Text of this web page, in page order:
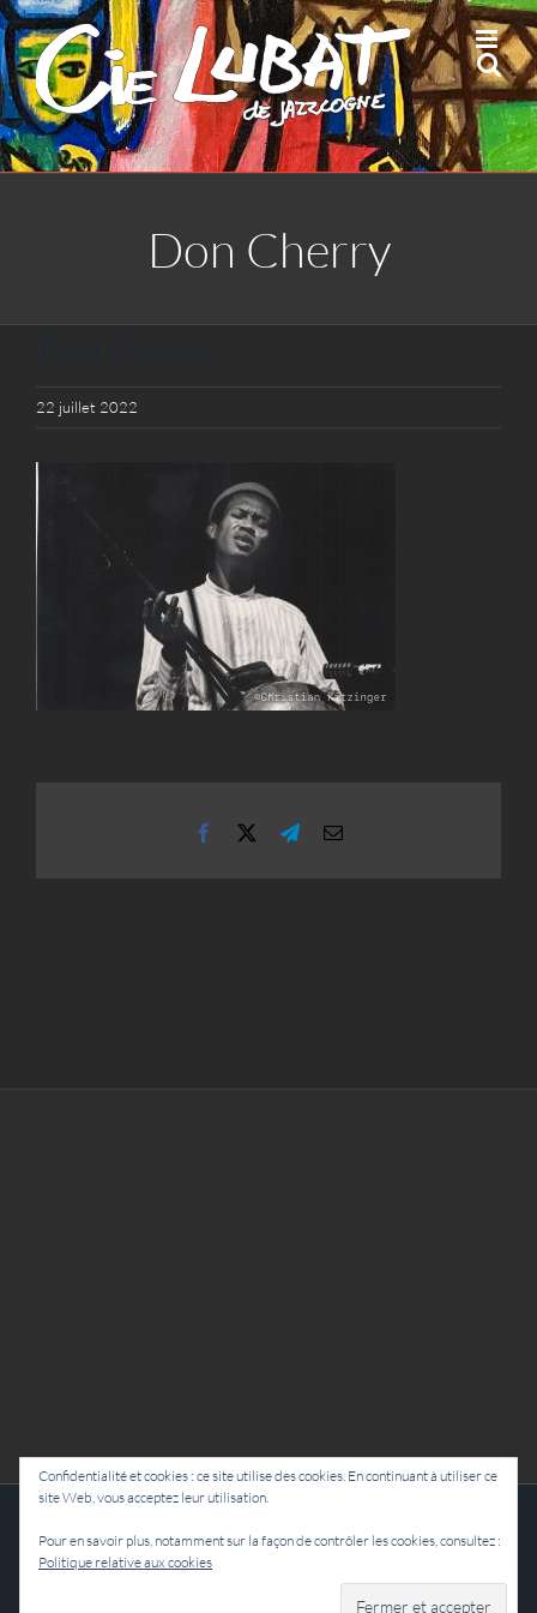
Passer
au
contenu
Don Cherry
22 juillet 2022
Facebook TelegramEmail
Confidentialité et cookies : ce site utilise des cookies. En continuant à utiliser ce
site Web, vous acceptez leur utilisation.
Pour en savoir plus, notamment sur la façon de contrôler les cookies, consultez :
Politique relative aux cookies